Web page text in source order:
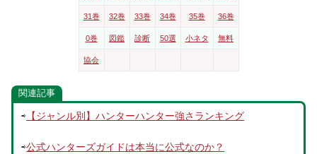
31巻 32巻 33巻 34巻 35巻 36巻
0巻 図鑑 診断 50選 小ネタ 無料
協会
関連記事
⇨ 【ジャンル別】ハンターハンター強さランキング
⇨公式ハンターズガイドは本当に公式なのか？